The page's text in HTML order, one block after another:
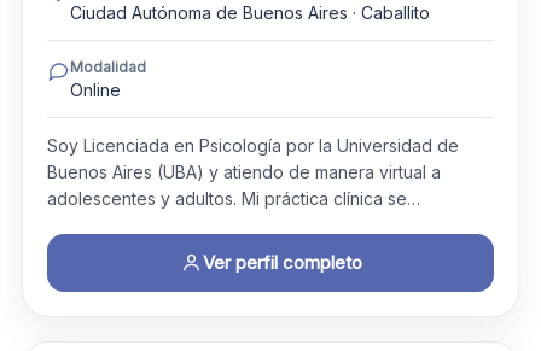
Ciudad Autónoma de Buenos Aires · Caballito
Modalidad
Online
Soy Licenciada en Psicología por la Universidad de
Buenos Aires (UBA) y atiendo de manera virtual a
adolescentes y adultos. Mi práctica clínica se…
Ver perfil completo